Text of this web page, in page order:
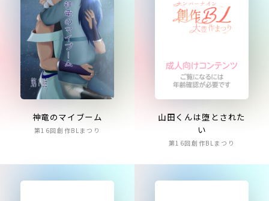
神竜のマイブーム
第16回創作BLまつり
山田くんは堕とされた
い
第16回創作BLまつり